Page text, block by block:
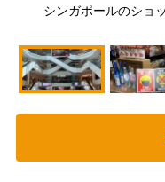
シンガポールのショ